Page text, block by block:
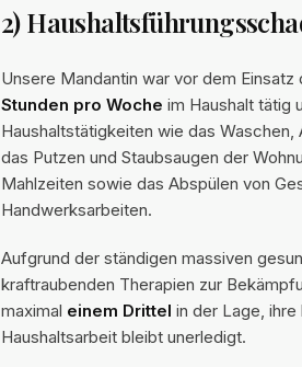
2)
Unsere Mandantin war vor dem
Stunden pro Woche im Haushalt tätig
Haushaltstätigkeiten wie das
das Putzen und Staubsaugen der
Mahlzeiten sowie das Abspülen von
Handwerksarbeiten.
Aufgrund der ständigen massiven
kraftraubenden Therapien zur
maximal einem Drittel in der Lage,
Haushaltsarbeit bleibt unerledigt.